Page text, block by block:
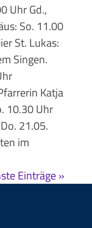
Uhr Gd.,
So. 11.00
St. Lukas:
Singen.
Katja
10.30 Uhr
21.05.
im
Einträge »